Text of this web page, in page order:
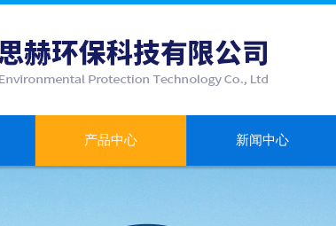
产品中心 新闻中心